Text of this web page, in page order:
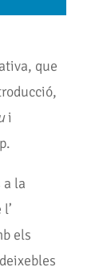
que
i
a la
els